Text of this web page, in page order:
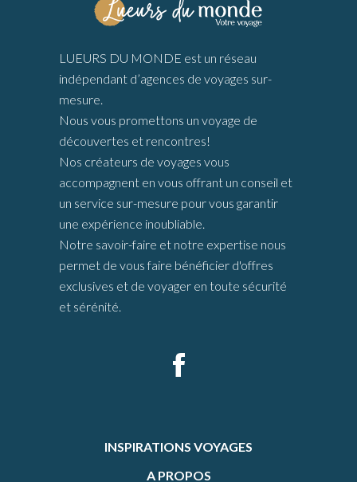
LUEURS DU MONDE est un réseau
indépendant d’agences de voyages sur-
mesure.
Nous vous promettons un voyage de
découvertes et rencontres!
Nos créateurs de voyages vous
accompagnent en vous offrant un conseil et
un service sur-mesure pour vous garantir
une expérience inoubliable.
Notre savoir-faire et notre expertise nous
permet de vous faire bénéficier d'offres
exclusives et de voyager en toute sécurité
et sérénité.
INSPIRATIONS VOYAGES
A PROPOS